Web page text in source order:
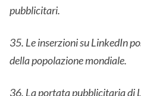
pubblicitari.
35. Le inserzioni su LinkedIn
della popolazione mondiale.
36. La portata pubblicitaria di